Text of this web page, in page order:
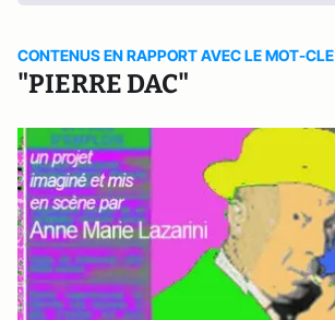
CONTENUS EN RAPPORT AVEC LE MOT-CLE
"PIERRE DAC"